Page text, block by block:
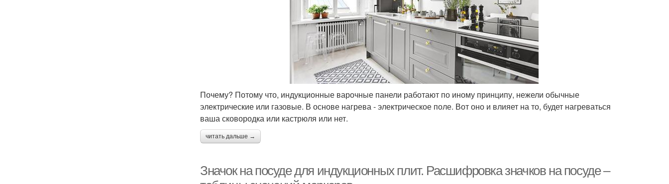
Почему? Потому что, индукционные варочные панели работают по иному принципу, нежели обычные
электрические или газовые. В основе нагрева - электрическое поле. Вот оно и влияет на то, будет нагреваться
ваша сковородка или кастрюля или нет.
читать дальше →
Значок на посуде для индукционных плит. Расшифровка значков на посуде –